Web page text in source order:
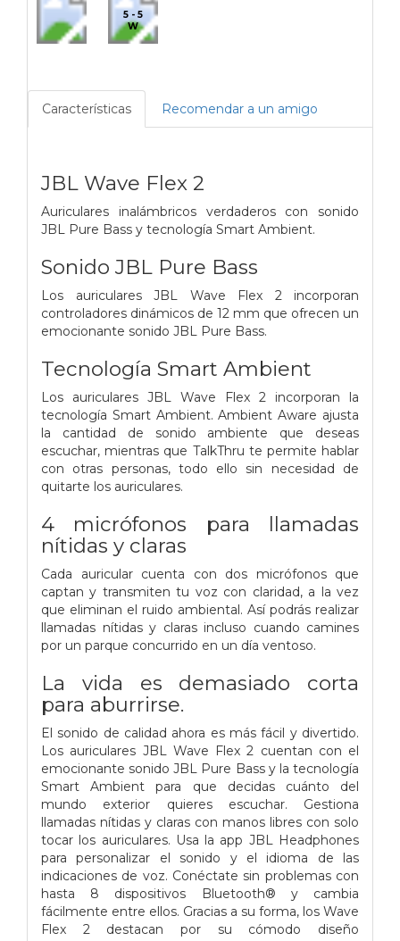
5 - 5
W
Características Recomendar a un amigo
JBL Wave Flex 2
Auriculares inalámbricos verdaderos con sonido
JBL Pure Bass y tecnología Smart Ambient.
Sonido JBL Pure Bass
Los auriculares JBL Wave Flex 2 incorporan
controladores dinámicos de 12 mm que ofrecen un
emocionante sonido JBL Pure Bass.
Tecnología Smart Ambient
Los auriculares JBL Wave Flex 2 incorporan la
tecnología Smart Ambient. Ambient Aware ajusta
la cantidad de sonido ambiente que deseas
escuchar, mientras que TalkThru te permite hablar
con otras personas, todo ello sin necesidad de
quitarte los auriculares.
4 micrófonos para llamadas
nítidas y claras
Cada auricular cuenta con dos micrófonos que
captan y transmiten tu voz con claridad, a la vez
que eliminan el ruido ambiental. Así podrás realizar
llamadas nítidas y claras incluso cuando camines
por un parque concurrido en un día ventoso.
La vida es demasiado corta
para aburrirse.
El sonido de calidad ahora es más fácil y divertido.
Los auriculares JBL Wave Flex 2 cuentan con el
emocionante sonido JBL Pure Bass y la tecnología
Smart Ambient para que decidas cuánto del
mundo exterior quieres escuchar. Gestiona
llamadas nítidas y claras con manos libres con solo
tocar los auriculares. Usa la app JBL Headphones
para personalizar el sonido y el idioma de las
indicaciones de voz. Conéctate sin problemas con
hasta 8 dispositivos Bluetooth® y cambia
fácilmente entre ellos. Gracias a su forma, los Wave
Flex 2 destacan por su cómodo diseño